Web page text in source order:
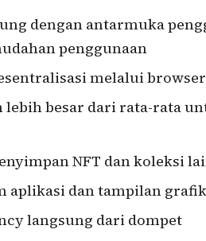
dengan antarmuka
penggunaan
melalui
lebih besar dari rata-rata
NFT dan koleksi
aplikasi dan tampilan grafik
langsung dari dompet